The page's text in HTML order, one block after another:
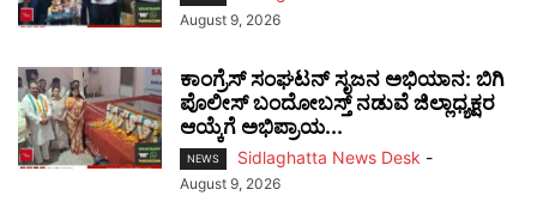
August 9, 2026
ಕಾಂಗ್ರೆಸ್ ಸಂಘಟನ್ ಸೃಜನ ಅಭಿಯಾನ: ಬಿಗಿ
ಪೊಲೀಸ್ ಬಂದೋಬಸ್ತ್ ನಡುವೆ ಜಿಲ್ಲಾಧ್ಯಕ್ಷರ
ಆಯ್ಕೆಗೆ ಅಭಿಪ್ರಾಯ...
NEWS Sidlaghatta News Desk -
August 9, 2026